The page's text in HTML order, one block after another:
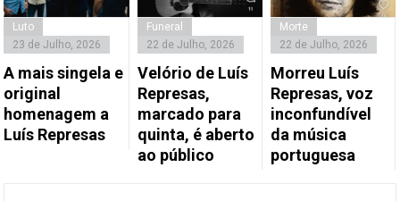
Luto
23 de Julho, 2026
A mais singela e
original
homenagem a
Luís Represas
Funeral
22 de Julho, 2026
Velório de Luís
Represas,
marcado para
quinta, é aberto
ao público
Morte
22 de Julho, 2026
Morreu Luís
Represas, voz
inconfundível
da música
portuguesa